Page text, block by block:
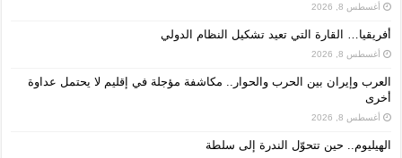
أغسطس 8, 2026
أفريقيا… القارة التي تعيد تشكيل النظام الدولي
أغسطس 8, 2026
العرب وإيران بين الحرب والحوار.. مكاشفة مؤجلة في إقليم لا يحتمل عداوة
أخرى
أغسطس 8, 2026
الهيليوم.. حين تتحوّل الندرة إلى سلطة